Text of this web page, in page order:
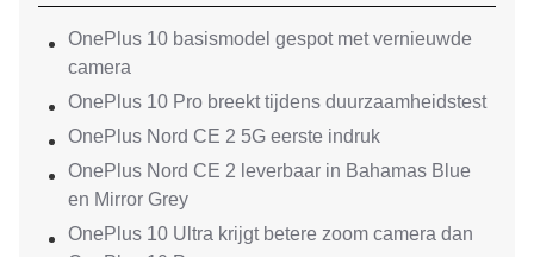
OnePlus 10 basismodel gespot met vernieuwde
camera
OnePlus 10 Pro breekt tijdens duurzaamheidstest
OnePlus Nord CE 2 5G eerste indruk
OnePlus Nord CE 2 leverbaar in Bahamas Blue
en Mirror Grey
OnePlus 10 Ultra krijgt betere zoom camera dan